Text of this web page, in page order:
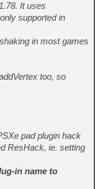
It uses
supported in
in most games
too, so
pad plugin hack
ResHack, ie. setting
in name to